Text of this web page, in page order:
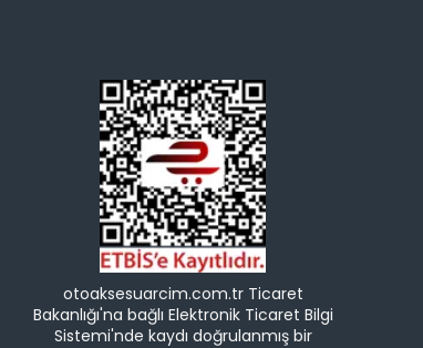
otoaksesuarcim.com.tr Ticaret
Bakanlığı'na bağlı Elektronik Ticaret Bilgi
Sistemi'nde kaydı doğrulanmış bir